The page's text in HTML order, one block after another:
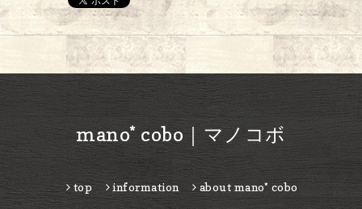
mano* cobo｜マノコボ
top information about mano* cobo